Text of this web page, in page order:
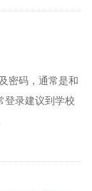
密码，通常是和
登录建议到学校